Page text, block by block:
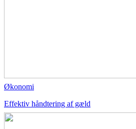
Økonomi
Effektiv håndtering af gæld